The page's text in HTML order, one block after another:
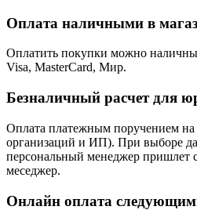
Оплата наличными в
Оплатить покупки можно
Visa, MasterCard, Мир.
Безналичный расчет для
Оплата платежным поручением на
организаций и ИП). При выборе
персональный менеджер пришлет
меседжер.
Онлайн оплата